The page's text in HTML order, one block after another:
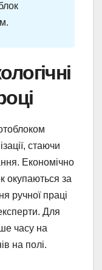
стаючи
Економічно
окупаються за
ручної праці
Для
часу на
на полі.